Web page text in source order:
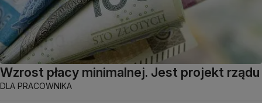
Wzrost płacy minimalnej. Jest projekt rządu
DLA PRACOWNIKA